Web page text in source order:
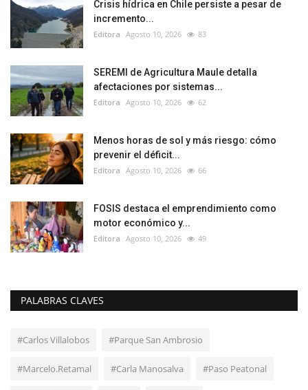
Crisis hídrica en Chile persiste a pesar de
incremento...
Editora Agosto 10, 2026 83
SEREMI de Agricultura Maule detalla
afectaciones por sistemas...
Editora Agosto 10, 2026 62
Menos horas de sol y más riesgo: cómo
prevenir el déficit...
Editora Agosto 10, 2026 66
FOSIS destaca el emprendimiento como
motor económico y...
Editora Agosto 10, 2026 49
PALABRAS CLAVES
#Carlos Villalobos #Parque San Ambrosio
#Marcelo.Retamal #Carla Manosalva #Paso Peatonal